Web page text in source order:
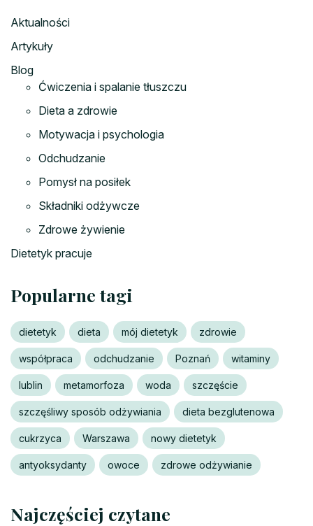
Aktualności
Artykuły
Blog
Ćwiczenia i spalanie tłuszczu
Dieta a zdrowie
Motywacja i psychologia
Odchudzanie
Pomysł na posiłek
Składniki odżywcze
Zdrowe żywienie
Dietetyk pracuje
Popularne tagi
dietetyk dieta mój dietetyk zdrowie
współpraca odchudzanie Poznań witaminy
lublin metamorfoza woda szczęście
szczęśliwy sposób odżywiania dieta bezglutenowa
cukrzyca Warszawa nowy dietetyk
antyoksydanty owoce zdrowe odżywianie
Najczęściej czytane